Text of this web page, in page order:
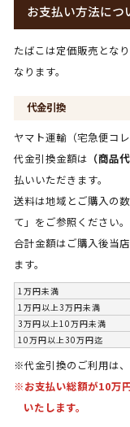
お支払い方法につ
たばこは定価販売とな
なります。
代金引換
ヤマト運輸（宅急便コ
代金引換金額は （商品
払いいただきます。
送料は地域とご購入の
て」をご参照ください。
合計金額はご購入後当
ます。
1万円未満
1万円以上3万円未満
3万円以上10万円未満
10万円以上30万円迄
※代金引換のご利用は、
※お支払い総額が10万
いたします。